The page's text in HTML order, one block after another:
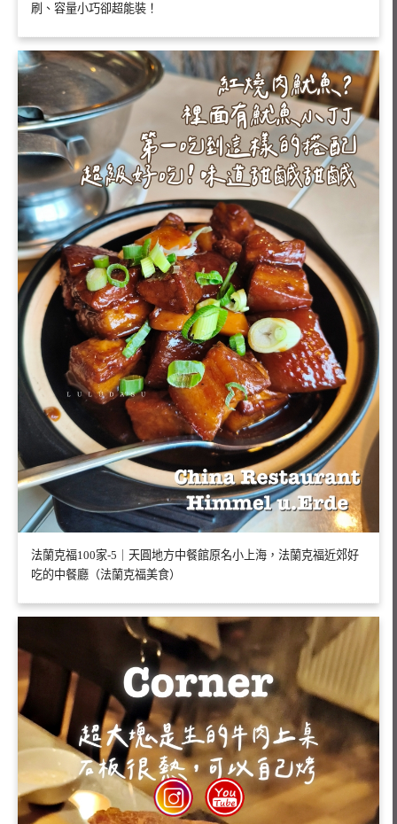
刷、容量小巧卻超能裝！
法蘭克福100家-5｜天圓地方中餐館原名小上海，法蘭克福近郊好
吃的中餐廳（法蘭克福美食）